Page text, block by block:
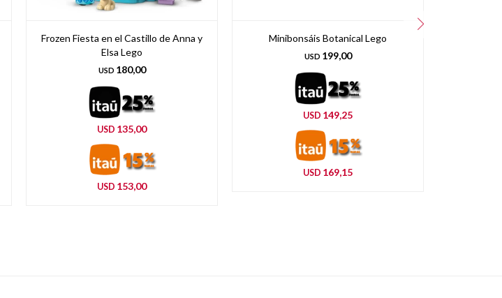
Frozen Fiesta en el Castillo de Anna y
Elsa Lego
USD 180,00
USD 135,00
USD 153,00
Minibonsáis Botanical Lego
USD 199,00
USD 149,25
USD 169,15